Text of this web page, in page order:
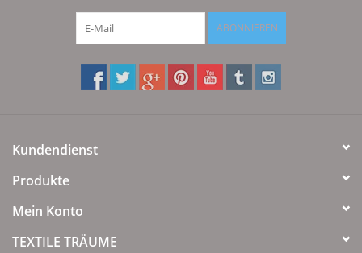
Edles aus Cashmere
Tisch & Küche
Geschenkideen und
Gutscheine
Accessoires Spa
ABONNIEREN
Kundendienst
Produkte
Mein Konto
TEXTILE TRÄUME